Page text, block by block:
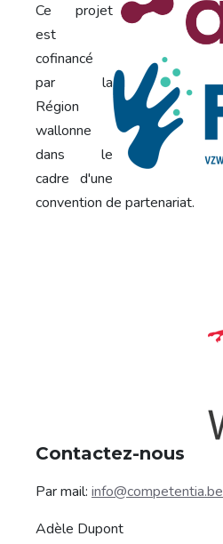
Ce projet
est
cofinancé
par la
Région
wallonne
dans le
cadre d'une
convention de partenariat.
Contactez-nous
Par mail: info@competentia.be
Adèle Dupont